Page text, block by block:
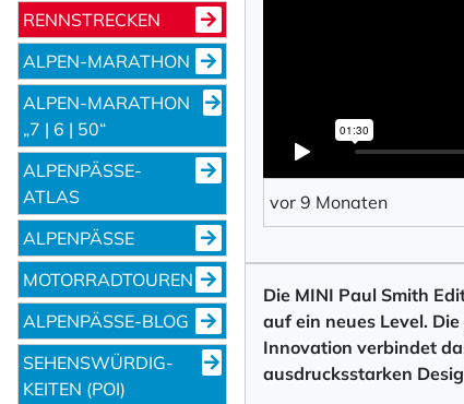
RENNSTRECKEN
ALPEN-MARATHON
ALPEN-MARATHON
„7 | 6 | 50“
ALPENPÄSSE-
ATLAS
ALPENPÄSSE
MOTORRADTOUREN
ALPENPÄSSE-BLOG
SEHENS­WÜRDIG­
KEITEN (POI)
vor 9 Monaten
Die MINI Paul Smith
auf ein neues Level.
Innovation verbindet
ausdrucksstarken